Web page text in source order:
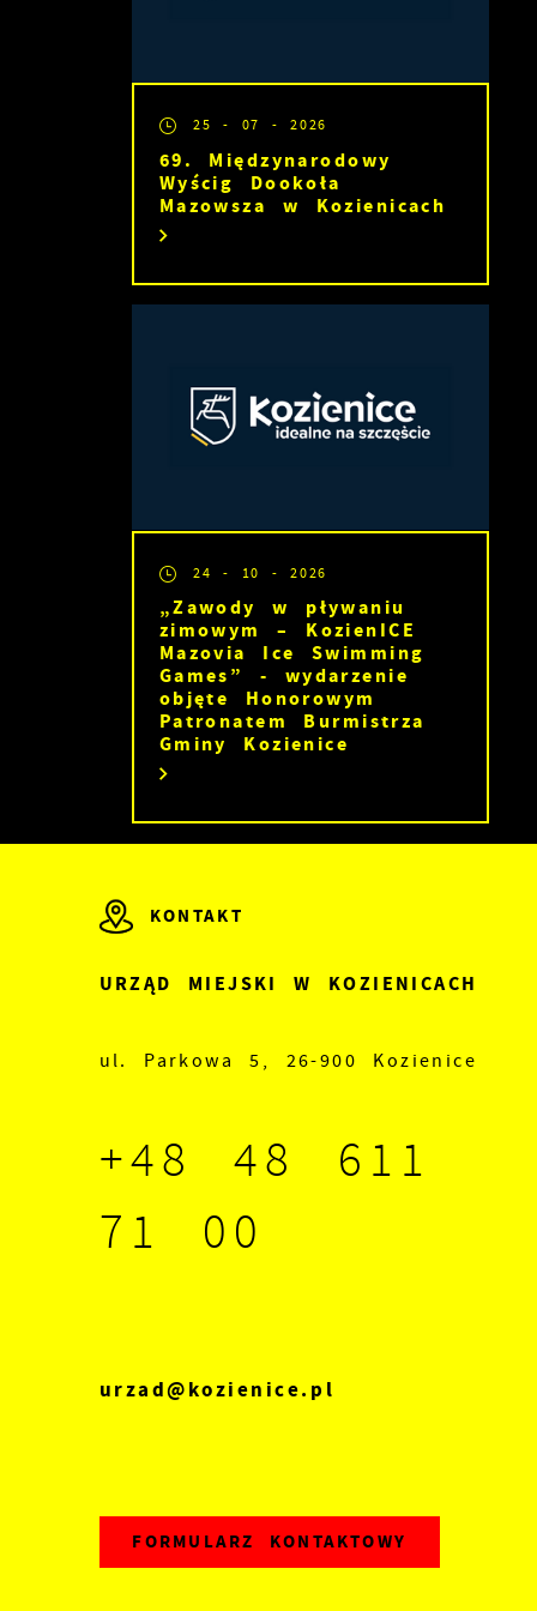
25 - 07 - 2026
69. Międzynarodowy
Wyścig Dookoła
Mazowsza w Kozienicach
24 - 10 - 2026
„Zawody w pływaniu
zimowym – KozienICE
Mazovia Ice Swimming
Games” - wydarzenie
objęte Honorowym
Patronatem Burmistrza
Gminy Kozienice
KONTAKT
URZĄD MIEJSKI W KOZIENICACH
ul. Parkowa 5, 26-900 Kozienice
+48 48 611
71 00
urzad@kozienice.pl
FORMULARZ KONTAKTOWY